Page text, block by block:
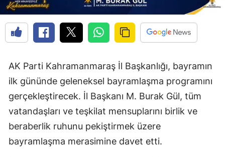
AK Parti Kahramanmaraş İl Başkanlığı, bayramın
ilk gününde geleneksel bayramlaşma programını
gerçekleştirecek. İl Başkanı M. Burak Gül, tüm
vatandaşları ve teşkilat mensuplarını birlik ve
beraberlik ruhunu pekiştirmek üzere
bayramlaşma merasimine davet etti.